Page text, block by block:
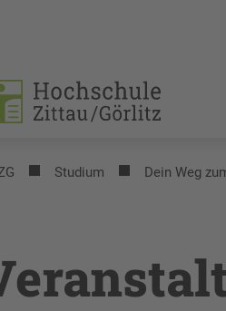
Studium Dein Weg